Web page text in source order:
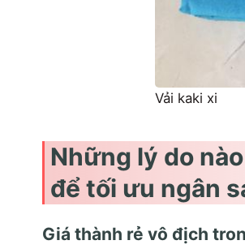
Vải kaki xi
Những lý do
để tối ưu ngân
Giá thành rẻ vô địch